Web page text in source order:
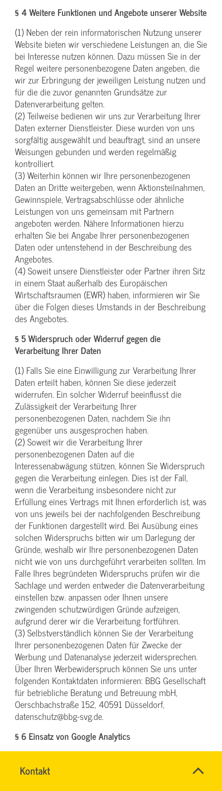
Kontakt
INGO
Name*
§ 4 Weitere Funktionen und Angebote unserer Website
(1) Neben der rein informatorischen Nutzung unserer
Website bieten wir verschiedene Leistungen an, die Sie
bei Interesse nutzen können. Dazu müssen Sie in der
Regel weitere personenbezogene Daten angeben, die
wir zur Erbringung der jeweiligen Leistung nutzen und
für die die zuvor genannten Grundsätze zur
Datenverarbeitung gelten.
(2) Teilweise bedienen wir uns zur Verarbeitung Ihrer
Daten externer Dienstleister. Diese wurden von uns
sorgfältig ausgewählt und beauftragt, sind an unsere
Weisungen gebunden und werden regelmäßig
kontrolliert.
(3) Weiterhin können wir Ihre personenbezogenen
Daten an Dritte weitergeben, wenn Aktionsteilnahmen,
Gewinnspiele, Vertragsabschlüsse oder ähnliche
Leistungen von uns gemeinsam mit Partnern
angeboten werden. Nähere Informationen hierzu
erhalten Sie bei Angabe Ihrer personenbezogenen
Daten oder untenstehend in der Beschreibung des
Angebotes.
(4) Soweit unsere Dienstleister oder Partner ihren Sitz
in einem Staat außerhalb des Europäischen
Wirtschaftsraumen (EWR) haben, informieren wir Sie
über die Folgen dieses Umstands in der Beschreibung
des Angebotes.
§ 5 Widerspruch oder Widerruf gegen die
Verarbeitung Ihrer Daten
(1) Falls Sie eine Einwilligung zur Verarbeitung Ihrer
Daten erteilt haben, können Sie diese jederzeit
widerrufen. Ein solcher Widerruf beeinflusst die
Zulässigkeit der Verarbeitung Ihrer
personenbezogenen Daten, nachdem Sie ihn
gegenüber uns ausgesprochen haben.
(2) Soweit wir die Verarbeitung Ihrer
personenbezogenen Daten auf die
Interessenabwägung stützen, können Sie Widerspruch
gegen die Verarbeitung einlegen. Dies ist der Fall,
wenn die Verarbeitung insbesondere nicht zur
Erfüllung eines Vertrags mit Ihnen erforderlich ist, was
von uns jeweils bei der nachfolgenden Beschreibung
der Funktionen dargestellt wird. Bei Ausübung eines
solchen Widerspruchs bitten wir um Darlegung der
Gründe, weshalb wir Ihre personenbezogenen Daten
nicht wie von uns durchgeführt verarbeiten sollten. Im
Falle Ihres begründeten Widerspruchs prüfen wir die
Sachlage und werden entweder die Datenverarbeitung
einstellen bzw. anpassen oder Ihnen unsere
zwingenden schutzwürdigen Gründe aufzeigen,
aufgrund derer wir die Verarbeitung fortführen.
(3) Selbstverständlich können Sie der Verarbeitung
Ihrer personenbezogenen Daten für Zwecke der
Werbung und Datenanalyse jederzeit widersprechen.
Über Ihren Werbewiderspruch können Sie uns unter
folgenden Kontaktdaten informieren: BBG Gesellschaft
für betriebliche Beratung und Betreuung mbH,
Oerschbachstraße 152, 40591 Düsseldorf,
datenschutz@bbg-svg.de.
§ 6 Einsatz von Google Analytics
(1) Diese Website benutzt Google Analytics, einen
Webanalysedienst der Google Inc. („Google“). Google
Analytics verwendet sog. „Cookies“, Textdateien, die auf